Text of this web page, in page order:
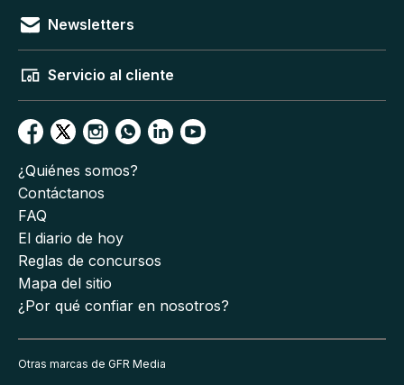
Newsletters
Servicio al cliente
¿Quiénes somos?
Contáctanos
FAQ
El diario de hoy
Reglas de concursos
Mapa del sitio
¿Por qué confiar en nosotros?
Otras marcas de GFR Media